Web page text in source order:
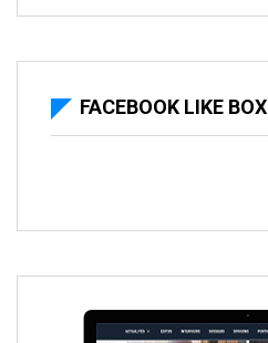
FACEBOOK LIKE BOX